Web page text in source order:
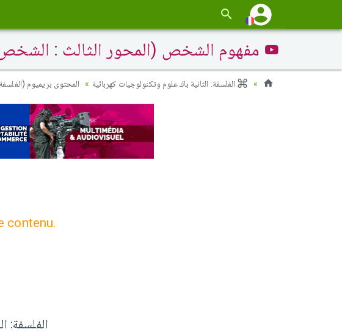
مفهوم الشخص (المحور الثالث :
الفلسفة: الثانية باك علوم وتكنولوجيات كهربائية المحتوى بريميوم
contenu.
الفلسفة: